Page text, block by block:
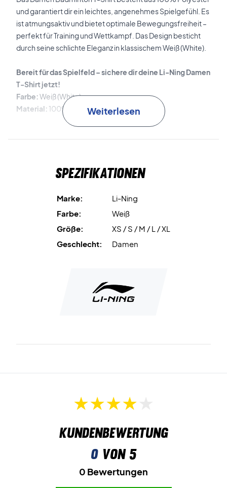
und garantiert dir ein leichtes, angenehmes Spielgefühl. Es
ist atmungsaktiv und bietet optimale Bewegungsfreiheit –
perfekt für Training und Wettkampf. Das Design besticht
durch seine schlichte Eleganz in klassischem Weiß (White).
Bereit für das Spielfeld – sichere dir deine Li-Ning Damen
T-Shirt jetzt!
Farbe:Weiß (White)
Material: 100% Polyester
M = S (EU Größe)
XL = L (EU Größe)
Weiterlesen
Spezifikationen
Marke:
Li-Ning
Farbe:
Weiß
Größe:
XS / S / M / L / XL
Geschlecht:
Damen
Kundenbewertung
0von 5
0 Bewertungen